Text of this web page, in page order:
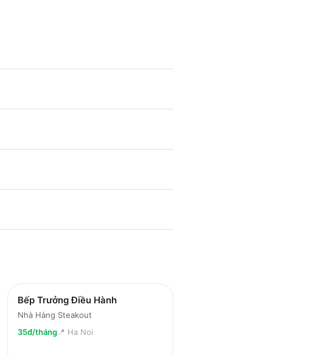
Bếp Trưởng Điều Hành
Nhà Hàng Steakout
35đ/tháng📍 Ha Noi